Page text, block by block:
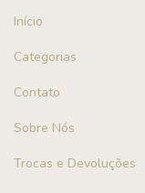
Início
Categorias
Contato
Sobre Nós
Trocas e Devoluções